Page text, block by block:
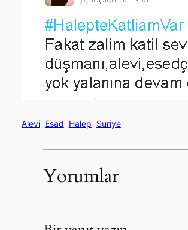
Alevi Esad Halep Suriye
Yorumlar